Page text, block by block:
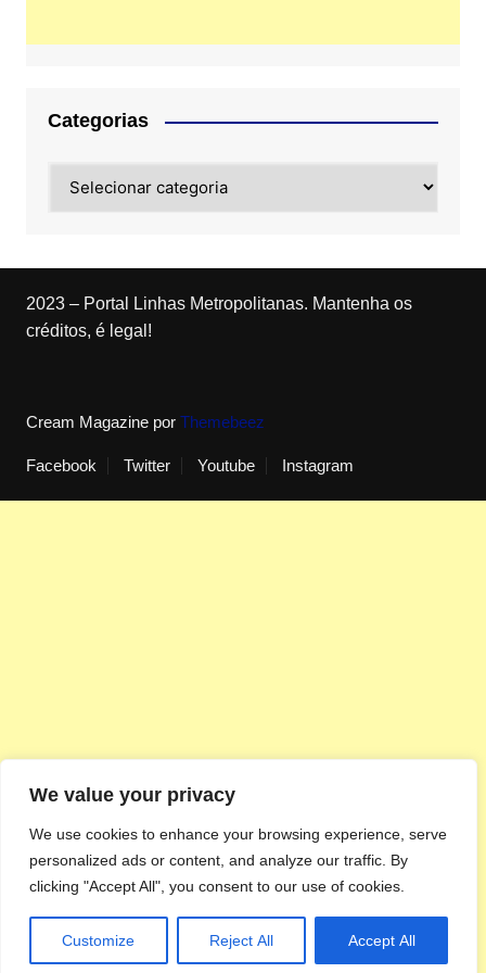
We value your privacy
We use cookies to enhance your browsing experience, serve
personalized ads or content, and analyze our traffic. By
clicking "Accept All", you consent to our use of cookies.
Customize Reject All Accept All
Categorias
2023 – Portal Linhas Metropolitanas. Mantenha os
créditos, é legal!
Cream Magazine por Themebeez
Facebook Twitter Youtube Instagram